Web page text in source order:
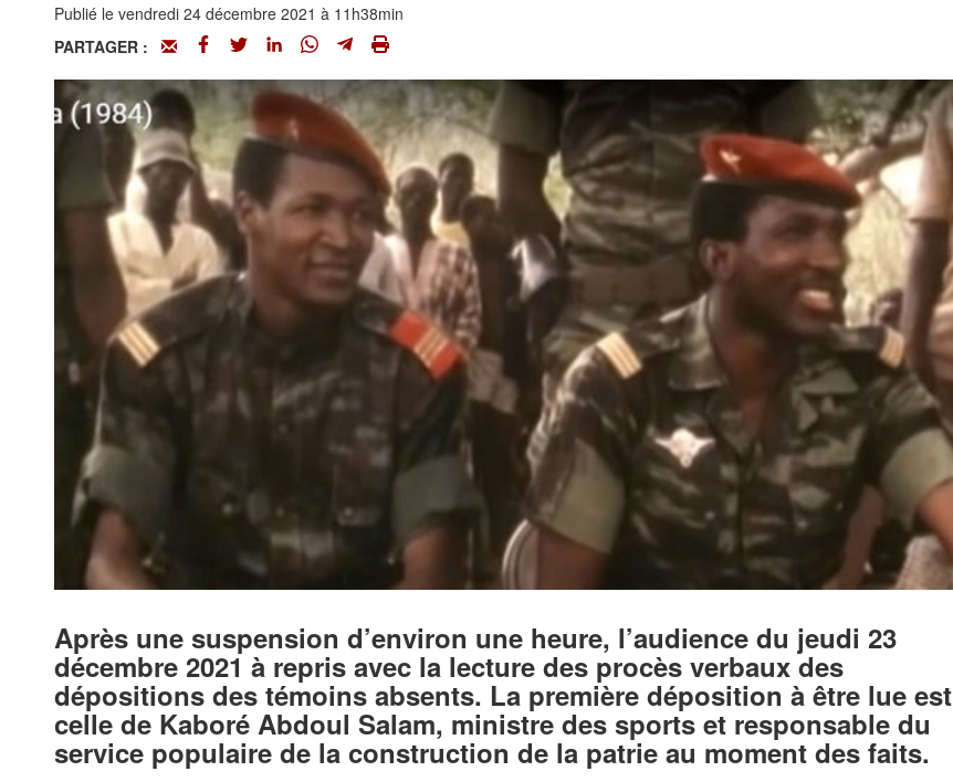
Publié le vendredi 24 décembre 2021 à 11h38min
PARTAGER :
Après une suspension d’environ une heure, l’audience du jeudi 23
décembre 2021 à repris avec la lecture des procès verbaux des
dépositions des témoins absents. La première déposition à être lue est
celle de Kaboré Abdoul Salam, ministre des sports et responsable du
service populaire de la construction de la patrie au moment des faits.